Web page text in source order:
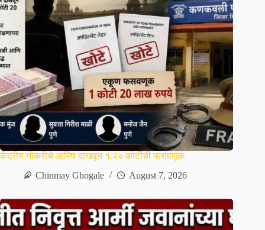
केंद्रीय नोकरीचे आमिष दाखवून १.२० कोटींची फसवणूक
Chinmay Ghogale
August 7, 2026